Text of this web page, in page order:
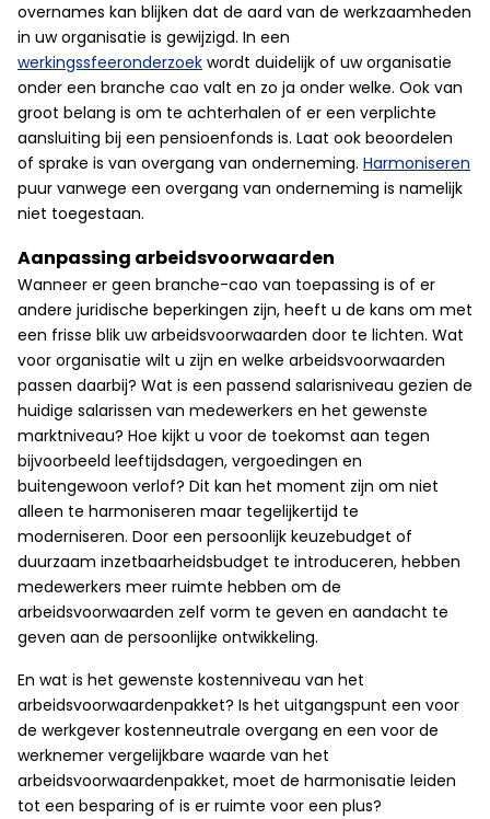
overnames kan blijken dat de aard van de werkzaamheden
in uw organisatie is gewijzigd. In een
werkingssfeeronderzoek wordt duidelijk of uw organisatie
onder een branche cao valt en zo ja onder welke. Ook van
groot belang is om te achterhalen of er een verplichte
aansluiting bij een pensioenfonds is. Laat ook beoordelen
of sprake is van overgang van onderneming. Harmoniseren
puur vanwege een overgang van onderneming is namelijk
niet toegestaan.
Aanpassing arbeidsvoorwaarden
Wanneer er geen branche-cao van toepassing is of er
andere juridische beperkingen zijn, heeft u de kans om met
een frisse blik uw arbeidsvoorwaarden door te lichten. Wat
voor organisatie wilt u zijn en welke arbeidsvoorwaarden
passen daarbij? Wat is een passend salarisniveau gezien de
huidige salarissen van medewerkers en het gewenste
marktniveau? Hoe kijkt u voor de toekomst aan tegen
bijvoorbeeld leeftijdsdagen, vergoedingen en
buitengewoon verlof? Dit kan het moment zijn om niet
alleen te harmoniseren maar tegelijkertijd te
moderniseren. Door een persoonlijk keuzebudget of
duurzaam inzetbaarheidsbudget te introduceren, hebben
medewerkers meer ruimte hebben om de
arbeidsvoorwaarden zelf vorm te geven en aandacht te
geven aan de persoonlijke ontwikkeling.
En wat is het gewenste kostenniveau van het
arbeidsvoorwaardenpakket? Is het uitgangspunt een voor
de werkgever kostenneutrale overgang en een voor de
werknemer vergelijkbare waarde van het
arbeidsvoorwaardenpakket, moet de harmonisatie leiden
tot een besparing of is er ruimte voor een plus?